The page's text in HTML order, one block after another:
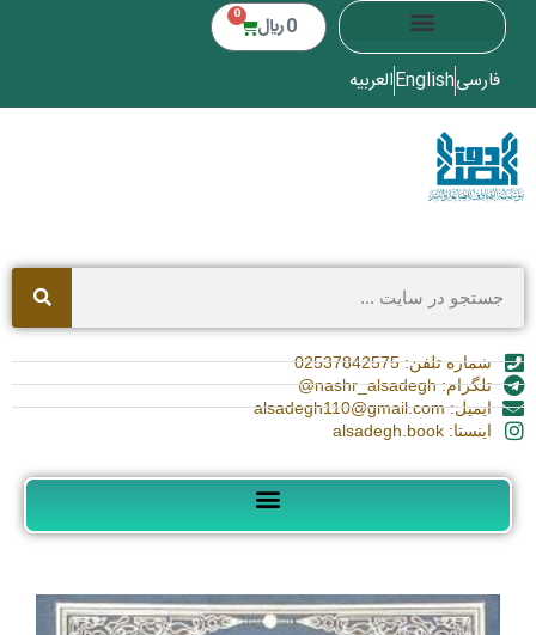
0 ﷼ 0
فارسیEnglishالعربیه
شماره تلفن: 02537842575
تلگرام: nashr_alsadegh@
ایمیل: alsadegh110@gmail.com
اینستا: alsadegh.book